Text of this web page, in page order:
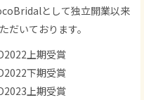
として独立開業以来
だいております。
上期受賞
下期受賞
上期受賞